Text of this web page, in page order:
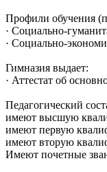
Профили обучения
· Социально-
· Социально-
Гимназия выдает:
· Аттестат об
Педагогический
имеют высшую
имеют первую
имеют вторую
Имеют почетные